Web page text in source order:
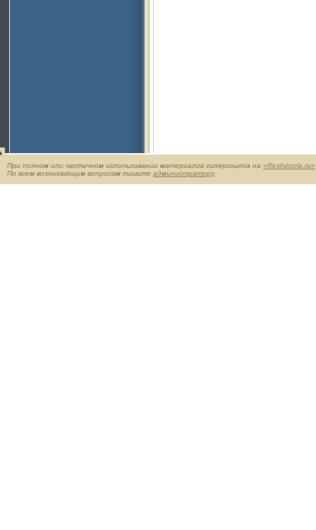
При полном или частичном использовании материалов гиперссылка на «Reshetoria.ru»
По всем возникающим вопросам пишите администратору.